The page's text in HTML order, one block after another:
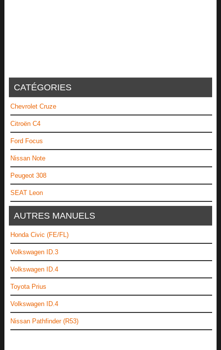
CATÉGORIES
Chevrolet Cruze
Citroën C4
Ford Focus
Nissan Note
Peugeot 308
SEAT Leon
AUTRES MANUELS
Honda Civic (FE/FL)
Volkswagen ID.3
Volkswagen ID.4
Toyota Prius
Volkswagen ID.4
Nissan Pathfinder (R53)